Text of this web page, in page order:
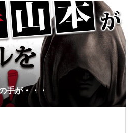
手が・・・